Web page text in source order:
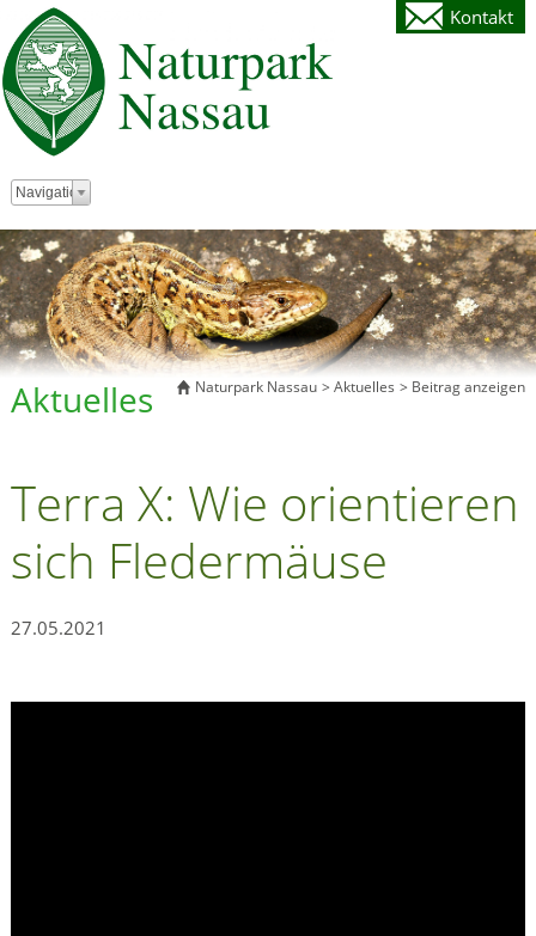
Kontakt
Zielseite
Navigation
Naturpark Nassau Aktuelles Beitrag anzeigen
Aktuelles
Terra X: Wie orientieren
sich Fledermäuse
27.05.2021